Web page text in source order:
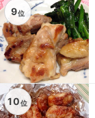
9位
10位